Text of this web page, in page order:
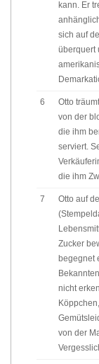
kann. Er
sich auf
überquert
6
Otto
von der
die ihm
serviert.
die ihm
7
Otto auf
Zucker
begegnet
nicht
von der